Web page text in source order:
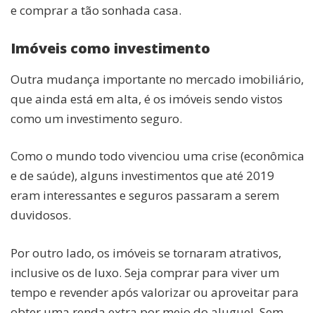
e comprar a tão sonhada casa.
Imóveis como investimento
Outra mudança importante no mercado imobiliário,
que ainda está em alta, é os imóveis sendo vistos
como um investimento seguro.
Como o mundo todo vivenciou uma crise (econômica
e de saúde), alguns investimentos que até 2019
eram interessantes e seguros passaram a serem
duvidosos.
Por outro lado, os imóveis se tornaram atrativos,
inclusive os de luxo. Seja comprar para viver um
tempo e revender após valorizar ou aproveitar para